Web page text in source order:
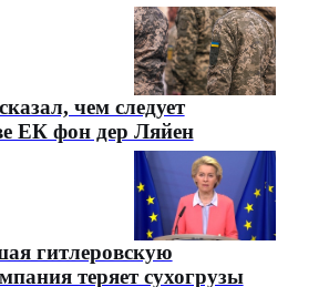
чем следует
ЕК фон дер Ляйен
гитлеровскую
теряет сухогрузы